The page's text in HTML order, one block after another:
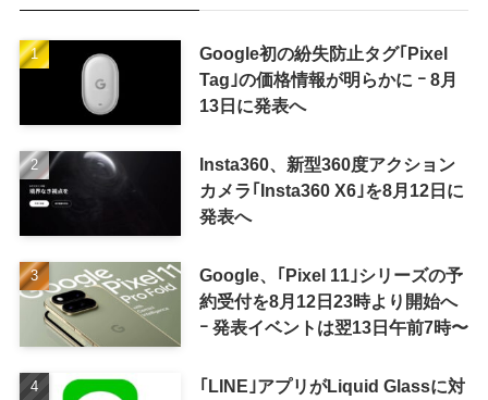
Google初の紛失防止タグ｢Pixel
Tag｣の価格情報が明らかに ｰ 8月
13日に発表へ
Insta360、新型360度アクション
カメラ｢Insta360 X6｣を8月12日に
発表へ
Google、｢Pixel 11｣シリーズの予
約受付を8月12日23時より開始へ
ｰ 発表イベントは翌13日午前7時〜
｢LINE｣アプリがLiquid Glassに対